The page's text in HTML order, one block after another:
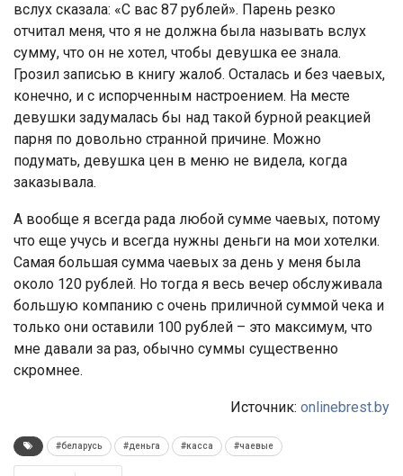
вслух сказала: «С вас 87 рублей». Парень резко
отчитал меня, что я не должна была называть вслух
сумму, что он не хотел, чтобы девушка ее знала.
Грозил записью в книгу жалоб. Осталась и без чаевых,
конечно, и с испорченным настроением. На месте
девушки задумалась бы над такой бурной реакцией
парня по довольно странной причине. Можно
подумать, девушка цен в меню не видела, когда
заказывала.
А вообще я всегда рада любой сумме чаевых, потому
что еще учусь и всегда нужны деньги на мои хотелки.
Самая большая сумма чаевых за день у меня была
около 120 рублей. Но тогда я весь вечер обслуживала
большую компанию с очень приличной суммой чека и
только они оставили 100 рублей – это максимум, что
мне давали за раз, обычно суммы существенно
скромнее.
Источник: onlinebrest.by
#беларусь #деньга #касса #чаевые